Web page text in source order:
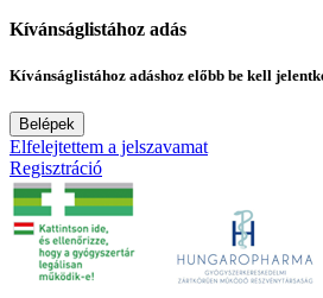
Kívánságlistához adás
Kívánságlistához adáshoz előbb be kell
Belépek
Elfelejtettem a jelszavamat
Regisztráció